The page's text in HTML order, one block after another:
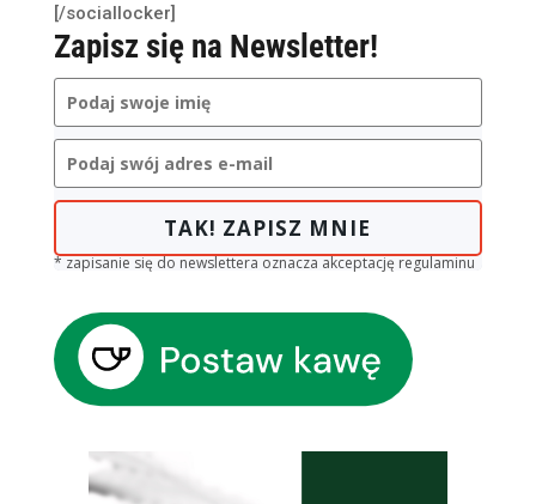
[/sociallocker]
Zapisz się na Newsletter!
TAK! ZAPISZ MNIE
* zapisanie się do newslettera oznacza akceptację regulaminu